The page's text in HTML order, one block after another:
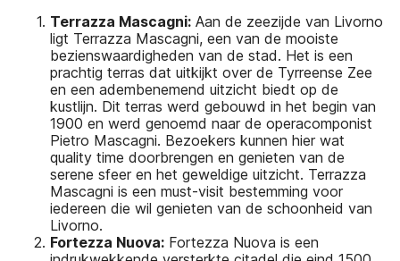
Terrazza Mascagni: Aan de zeezijde van Livorno
ligt Terrazza Mascagni, een van de mooiste
bezienswaardigheden van de stad. Het is een
prachtig terras dat uitkijkt over de Tyrreense Zee
en een adembenemend uitzicht biedt op de
kustlijn. Dit terras werd gebouwd in het begin van
1900 en werd genoemd naar de operacomponist
Pietro Mascagni. Bezoekers kunnen hier wat
quality time doorbrengen en genieten van de
serene sfeer en het geweldige uitzicht. Terrazza
Mascagni is een must-visit bestemming voor
iedereen die wil genieten van de schoonheid van
Livorno.
Fortezza Nuova: Fortezza Nuova is een